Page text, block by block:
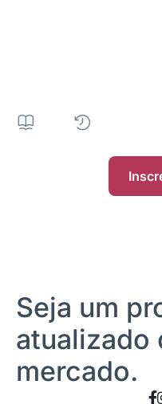
Seja um
atualizado
mercado.